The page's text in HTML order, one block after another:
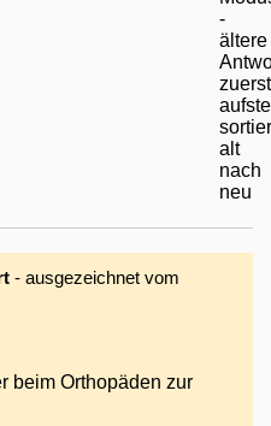
- ausgezeichnet vom
beim Orthopäden zur